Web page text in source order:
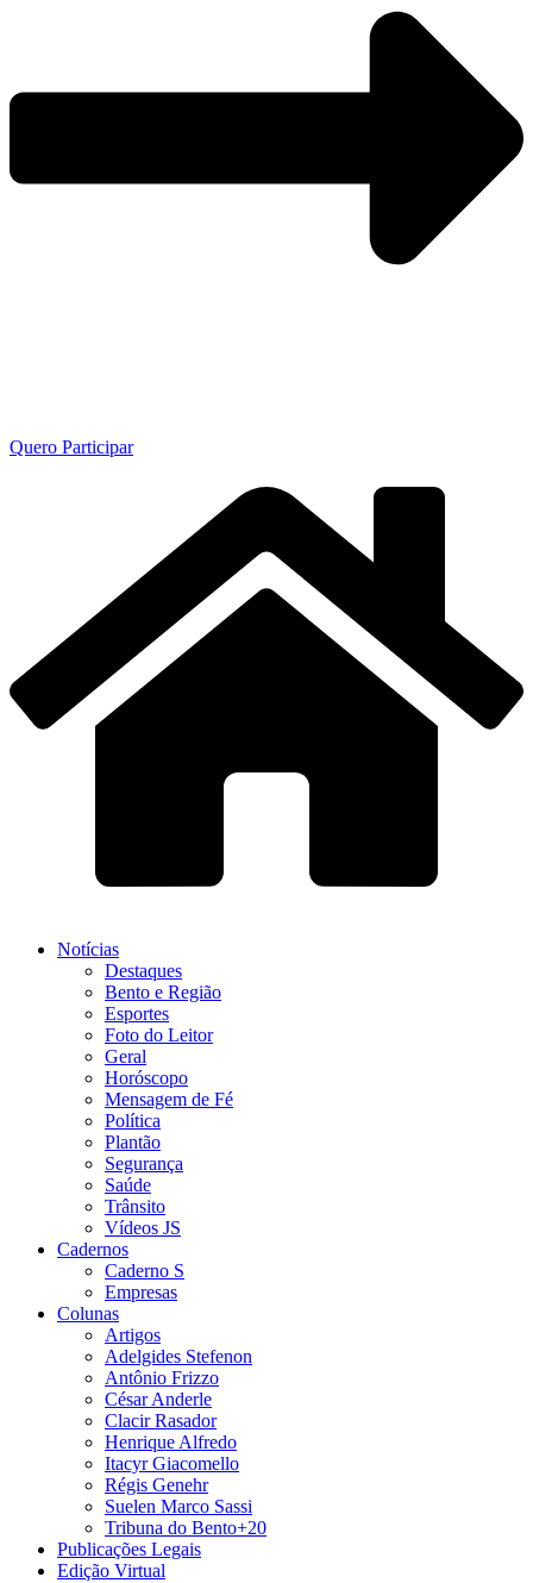
Quero Participar
Notícias
Destaques
Bento e Região
Esportes
Foto do Leitor
Geral
Horóscopo
Mensagem de Fé
Política
Plantão
Segurança
Saúde
Trânsito
Vídeos JS
Cadernos
Caderno S
Empresas
Colunas
Artigos
Adelgides Stefenon
Antônio Frizzo
César Anderle
Clacir Rasador
Henrique Alfredo
Itacyr Giacomello
Régis Genehr
Suelen Marco Sassi
Tribuna do Bento+20
Publicações Legais
Edição Virtual